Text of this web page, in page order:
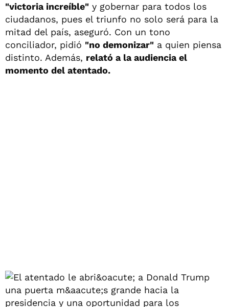
"victoria increíble" y gobernar para todos los
ciudadanos, pues el triunfo no solo será para la
mitad del país, aseguró. Con un tono
conciliador, pidió "no demonizar" a quien piensa
distinto. Además, relató a la audiencia el
momento del atentado.